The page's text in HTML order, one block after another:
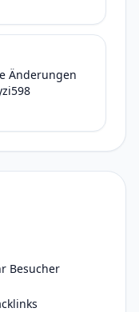
Änderungen
Besucher